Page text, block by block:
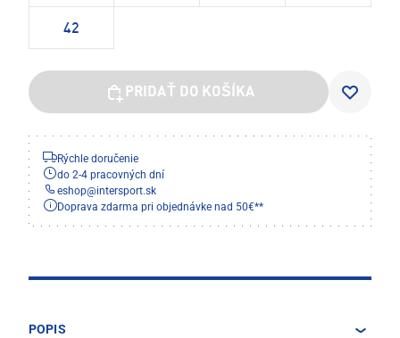
42
PRIDAŤ DO KOŠÍKA
Rýchle doručenie
do 2-4 pracovných dní
eshop@intersport.sk
Doprava zdarma pri objednávke nad 50€**
POPIS